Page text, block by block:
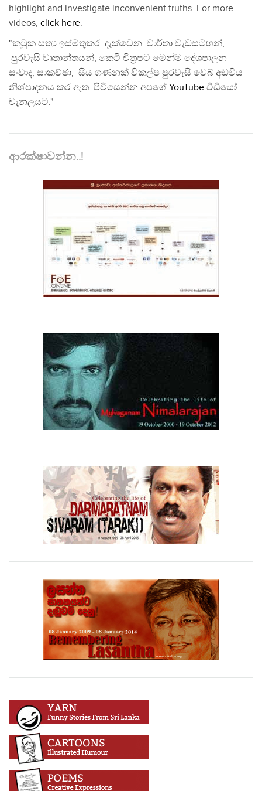
highlight and investigate inconvenient truths. For more
videos, click here.
"කටුක සත්‍ය ඉස්මතුකර දැක්වෙන වාර්තා වැඩසටහන්,
පුරවැසි වෘතාන්තයන්, කෙටි චිත්‍රපට මෙන්ම දේශපාලන
සංවාද, සාකච්ඡා, සිය ගණනක් විකල්ප පුරවැසි වෙබ් අඩවිය
නිශ්පාදනය කර ඇත. පිවිසෙන්න අපගේ YouTube වීඩියෝ
චැනලයට."
ආරක්ෂාවන්න..!